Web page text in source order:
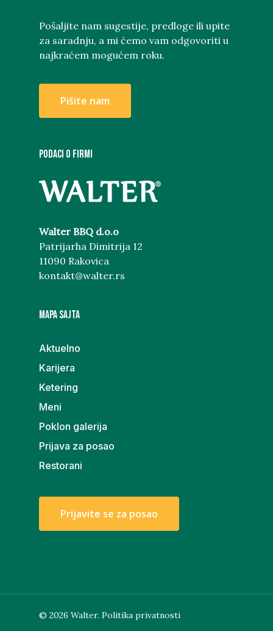
Pošaljite nam sugestije, predloge ili upite
za saradnju, a mi ćemo vam odgovoriti u
najkraćem mogućem roku.
Pišite nam
PODACI O FIRMI
Walter BBQ d.o.o
Patrijarha Dimitrija 12
11090 Rakovica
kontakt@walter.rs
MAPA SAJTA
Aktuelno
Karijera
Ketering
Meni
Poklon galerija
Prijava za posao
Restorani
Prijavite se za posao
© 2026 Walter. Politika privatnosti